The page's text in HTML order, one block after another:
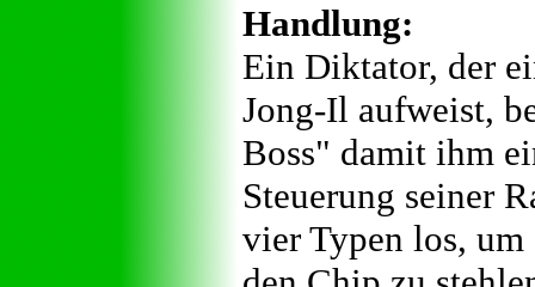
Handlung:
Ein Diktator, der
Jong-Il aufweist,
Boss" damit ihm
Steuerung seiner
vier Typen los,